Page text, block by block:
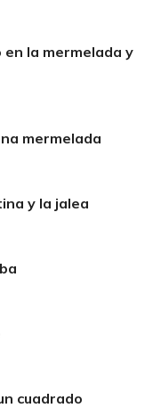
en la mermelada y
mermelada
y la jalea
cuadrado